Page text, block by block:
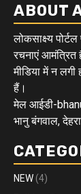
ABOUT
लोकसाक्ष्य
रचनाएं आमंत्रित
मीडिया में न
हैं।
मेल आईडी-
भानु बंगवाल,
NEW (4)